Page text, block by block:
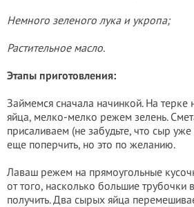
Немного зеленого лука и укропа;
Растительное масло.
Этапы приготовления:
Займемся сначала начинкой. На терке
яйца, мелко-мелко режем зелень.
присаливаем (не забудьте, что сыр
еще поперчить, но это по желанию.
Лаваш режем на прямоугольные
от того, насколько большие трубочки
получить. Два сырых яйца